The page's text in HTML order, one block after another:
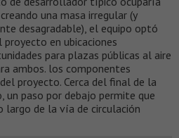
una masa irregular (y
desagradable), el equipo optó
en ubicaciones
para plazas públicas al aire
ambos. los componentes
proyecto. Cerca del final de la
un paso por debajo permite que
largo de la vía de circulación